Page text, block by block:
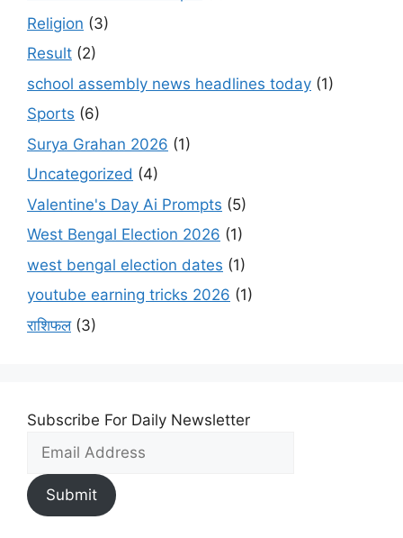
Religion (3)
Result (2)
school assembly news headlines today (1)
Sports (6)
Surya Grahan 2026 (1)
Uncategorized (4)
Valentine's Day Ai Prompts (5)
West Bengal Election 2026 (1)
west bengal election dates (1)
youtube earning tricks 2026 (1)
राशिफल(3)
Subscribe For Daily Newsletter
Submit